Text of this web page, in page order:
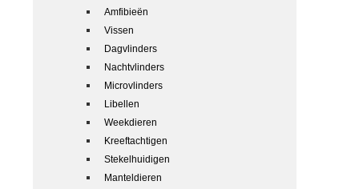
Amfibieën
Vissen
Dagvlinders
Nachtvlinders
Microvlinders
Libellen
Weekdieren
Kreeftachtigen
Stekelhuidigen
Manteldieren